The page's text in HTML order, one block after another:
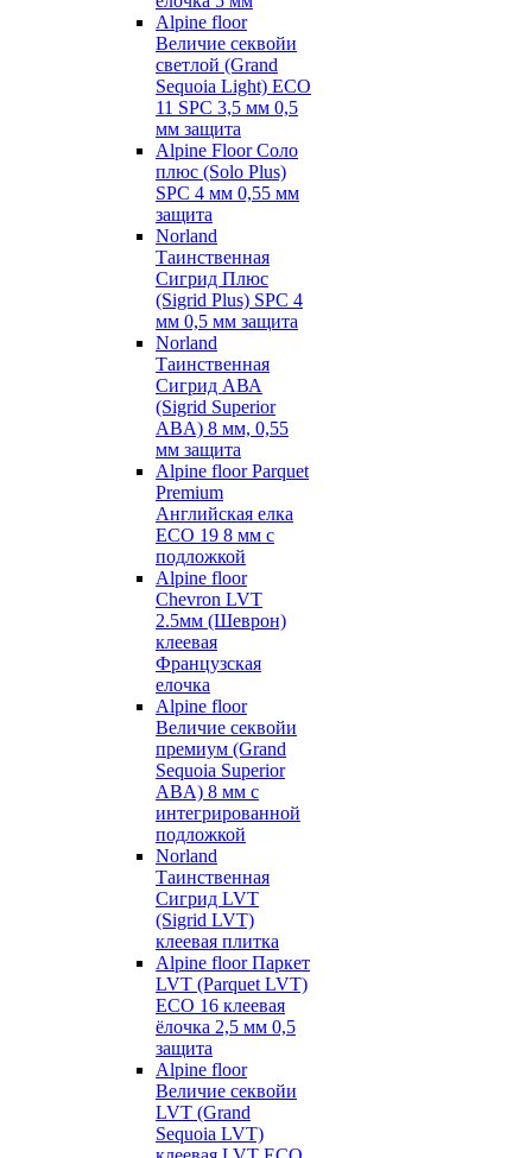
Alpine floor
Величие секвойи
светлой (Grand
Sequoia Light) ECO
11 SPC 3,5 мм 0,5
мм защита
Alpine Floor Соло
плюс (Solo Plus)
SPC 4 мм 0,55 мм
защита
Norland
Таинственная
Сигрид Плюс
(Sigrid Plus) SPC 4
мм 0,5 мм защита
Norland
Таинственная
Сигрид АВА
(Sigrid Superior
ABA) 8 мм, 0,55
мм защита
Alpine floor Parquet
Premium
Английская елка
ECO 19 8 мм с
подложкой
Alpine floor
Chevron LVT
2.5мм (Шеврон)
клеевая
Французская
елочка
Alpine floor
Величие секвойи
премиум (Grand
Sequoia Superior
ABA) 8 мм с
интегрированной
подложкой
Norland
Таинственная
Сигрид LVT
(Sigrid LVT)
клеевая плитка
Alpine floor Паркет
LVT (Parquet LVT)
ECO 16 клеевая
ёлочка 2,5 мм 0,5
защита
Alpine floor
Величие секвойи
LVT (Grand
Sequoia LVT)